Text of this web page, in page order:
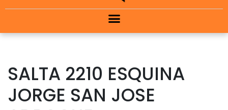
SALTA 2210 ESQUINA
JORGE SAN JOSE